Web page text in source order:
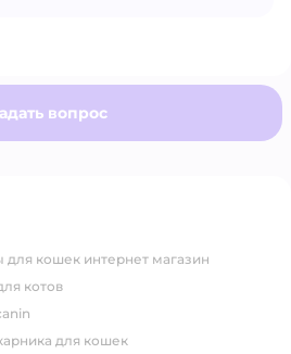
фасовки - 1,5кг и 10 кг.
вопрос
для кошек интернет магазин
котов
для кошек